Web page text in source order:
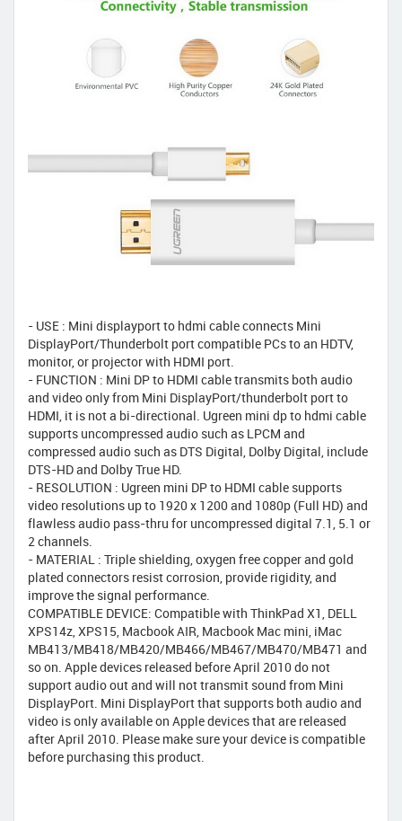
- USE : Mini displayport to hdmi cable connects Mini
DisplayPort/Thunderbolt port compatible PCs to an HDTV,
monitor, or projector with HDMI port.
- FUNCTION : Mini DP to HDMI cable transmits both audio
and video only from Mini DisplayPort/thunderbolt port to
HDMI, it is not a bi-directional. Ugreen mini dp to hdmi cable
supports uncompressed audio such as LPCM and
compressed audio such as DTS Digital, Dolby Digital, include
DTS-HD and Dolby True HD.
- RESOLUTION : Ugreen mini DP to HDMI cable supports
video resolutions up to 1920 x 1200 and 1080p (Full HD) and
flawless audio pass-thru for uncompressed digital 7.1, 5.1 or
2 channels.
- MATERIAL : Triple shielding, oxygen free copper and gold
plated connectors resist corrosion, provide rigidity, and
improve the signal performance.
COMPATIBLE DEVICE: Compatible with ThinkPad X1, DELL
XPS14z, XPS15, Macbook AIR, Macbook Mac mini, iMac
MB413/MB418/MB420/MB466/MB467/MB470/MB471 and
so on. Apple devices released before April 2010 do not
support audio out and will not transmit sound from Mini
DisplayPort. Mini DisplayPort that supports both audio and
video is only available on Apple devices that are released
after April 2010. Please make sure your device is compatible
before purchasing this product.